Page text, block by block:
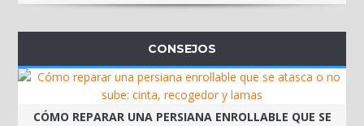
CONSEJOS
CÓMO REPARAR UNA PERSIANA ENROLLABLE QUE SE